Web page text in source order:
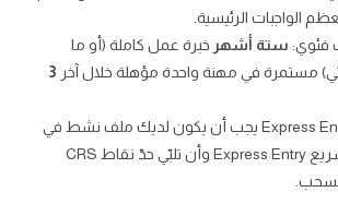
الواجبات الرئيسية.
فئوي: ستة أشهر خبرة عمل كاملة (أو ما
مستمرة في مهنة واحدة مؤهلة خلال آخر 3
لتلقي ITA عبر Express Entry يجب أن يكون لديك ملف نشط في
حوض الدخول السريع Express Entry وأن تلبّي حدّ نقاط CRS